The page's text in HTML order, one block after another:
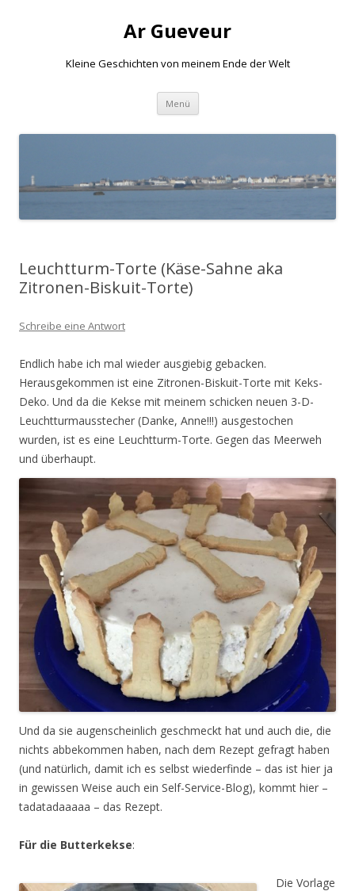
Ar Gueveur
Kleine Geschichten von meinem Ende der Welt
Menü Springe
Inhalt
Leuchtturm-Torte (Käse-Sahne aka
Zitronen-Biskuit-Torte)
Schreibe eine Antwort
Endlich habe ich mal wieder ausgiebig gebacken.
Herausgekommen ist eine Zitronen-Biskuit-Torte mit Keks-
Deko. Und da die Kekse mit meinem schicken neuen 3-D-
Leuchtturmausstecher (Danke, Anne!!!) ausgestochen
wurden, ist es eine Leuchtturm-Torte. Gegen das Meerweh
und überhaupt.
Und da sie augenscheinlich geschmeckt hat und auch die, die
nichts abbekommen haben, nach dem Rezept gefragt haben
(und natürlich, damit ich es selbst wiederfinde – das ist hier ja
in gewissen Weise auch ein Self-Service-Blog), kommt hier –
tadatadaaaaa – das Rezept.
Für die Butterkekse:
Die Vorlage